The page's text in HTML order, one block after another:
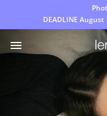
DEADLINE August